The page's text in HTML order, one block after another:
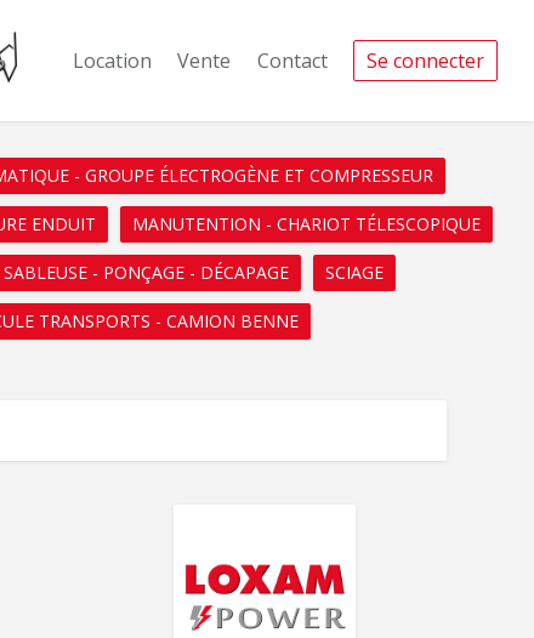
Location Vente Contact Se connecter
- GROUPE ÉLECTROGÈNE ET COMPRESSEUR
ENDUIT MANUTENTION - CHARIOT TÉLESCOPIQUE
SABLEUSE - PONÇAGE - DÉCAPAGE SCIAGE
TRANSPORTS - CAMION BENNE